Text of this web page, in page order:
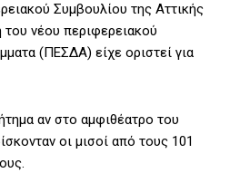
Συμβουλίου της Αττικής
του νέου περιφερειακού
(ΠΕΣΔΑ) είχε οριστεί για
αν στο αμφιθέατρο του
οι μισοί από τους 101